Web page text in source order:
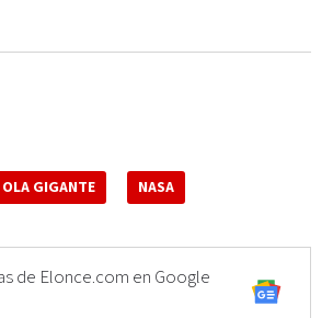
OLA GIGANTE NASA
de Elonce.com en Google